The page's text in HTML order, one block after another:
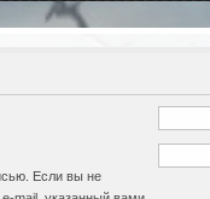
Если вы не